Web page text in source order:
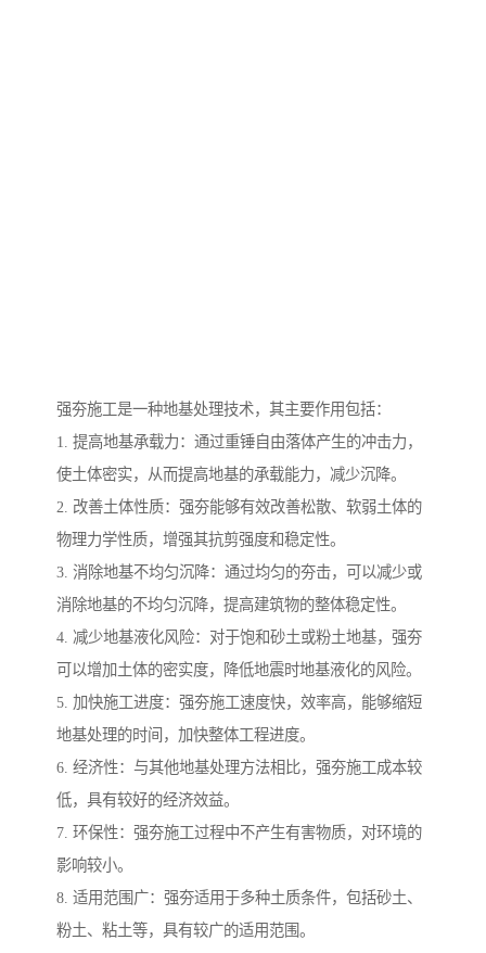
强夯施工是一种地基处理技术，其主要作用包括：
1. 提高地基承载力：通过重锤自由落体产生的冲击力，
使土体密实，从而提高地基的承载能力，减少沉降。
2. 改善土体性质：强夯能够有效改善松散、软弱土体的
物理力学性质，增强其抗剪强度和稳定性。
3. 消除地基不均匀沉降：通过均匀的夯击，可以减少或
消除地基的不均匀沉降，提高建筑物的整体稳定性。
4. 减少地基液化风险：对于饱和砂土或粉土地基，强夯
可以增加土体的密实度，降低地震时地基液化的风险。
5. 加快施工进度：强夯施工速度快，效率高，能够缩短
地基处理的时间，加快整体工程进度。
6. 经济性：与其他地基处理方法相比，强夯施工成本较
低，具有较好的经济效益。
7. 环保性：强夯施工过程中不产生有害物质，对环境的
影响较小。
8. 适用范围广：强夯适用于多种土质条件，包括砂土、
粉土、粘土等，具有较广的适用范围。